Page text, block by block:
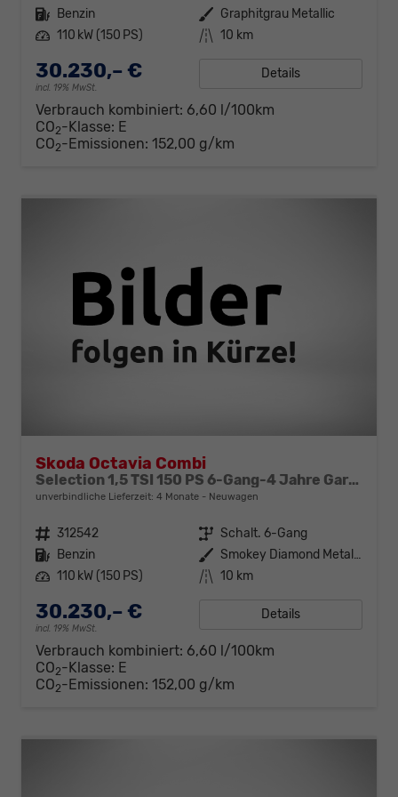
Kraftstoff Benzin Außenfarbe Graphitgrau Metallic
Leistung 110 kW (150 PS) Kilometerstand 10 km
30.230,– €
incl. 19% MwSt.
Details
Verbrauch kombiniert: 6,60 l/100km
CO2-Klasse: E
CO2-Emissionen: 152,00 g/km
Skoda Octavia Combi
Selection 1,5 TSI 150 PS 6-Gang-4 Jahre Garantie-Anhängerkupplung schwenkbar-PDC vorne und hinten-Sitzheizung-Smart Link
unverbindliche Lieferzeit: 4 Monate Neuwagen
Fahrzeugnr. 312542 Getriebe Schalt. 6-Gang
Kraftstoff Benzin Außenfarbe
Smokey Diamond Metallic
Leistung 110 kW (150 PS) Kilometerstand 10 km
30.230,– €
incl. 19% MwSt.
Details
Verbrauch kombiniert: 6,60 l/100km
CO2-Klasse: E
CO2-Emissionen: 152,00 g/km